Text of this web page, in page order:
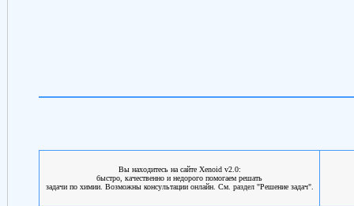
Вы находитесь на сайте Xenoid v2.0:
быстро, качественно и недорого помогаем решать
задачи по химии. Возможны консультации онлайн. См. раздел "Решение задач".